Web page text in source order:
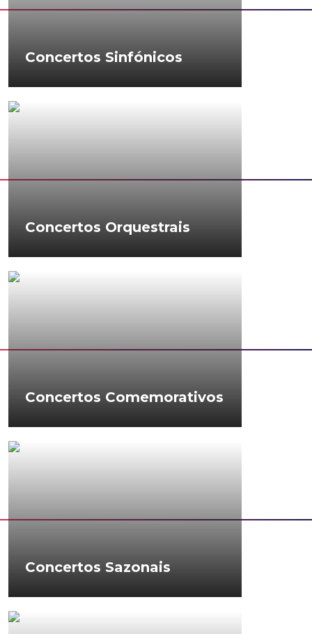
Concertos Sinfónicos
Concertos Orquestrais
Concertos Comemorativos
Concertos Sazonais